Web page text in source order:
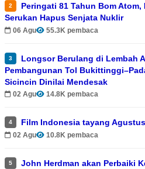
2
Peringati 81 Tahun Bom Atom,
Serukan Hapus Senjata Nuklir
06 Agu 55.3K pembaca
3
Longsor Berulang di Lembah
Pembangunan Tol
Sicincin Dinilai Mendesak
02 Agu 14.8K pembaca
4 Film Indonesia tayang
02 Agu 10.8K pembaca
5
John Herdman akan Perbaiki